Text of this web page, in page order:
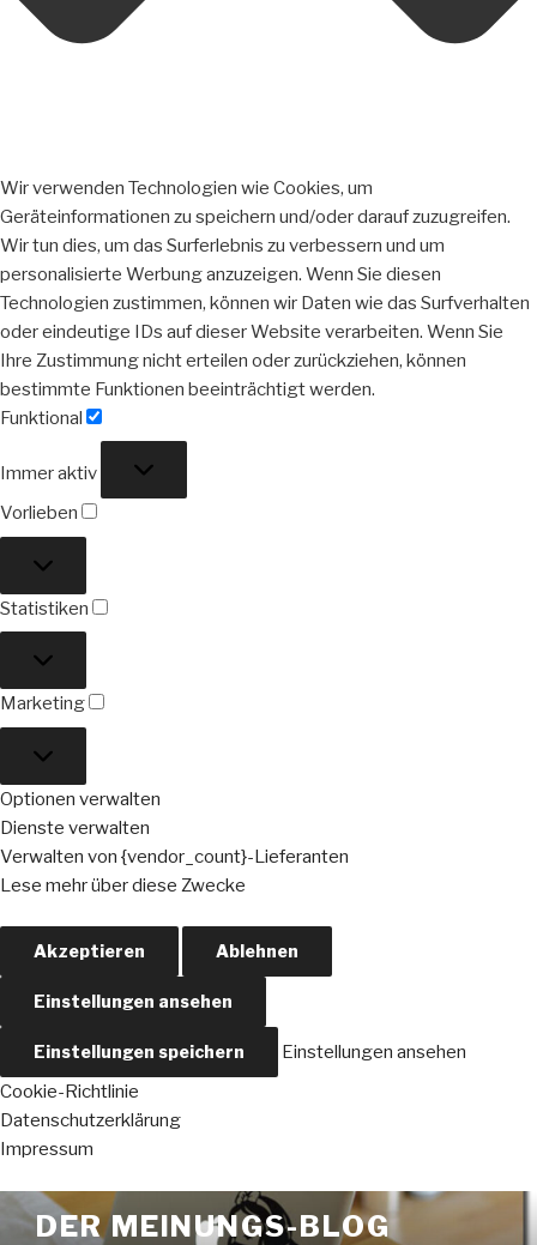
Wir verwenden Technologien wie Cookies, um
Geräteinformationen zu speichern und/oder darauf zuzugreifen.
Wir tun dies, um das Surferlebnis zu verbessern und um
personalisierte Werbung anzuzeigen. Wenn Sie diesen
Technologien zustimmen, können wir Daten wie das Surfverhalten
oder eindeutige IDs auf dieser Website verarbeiten. Wenn Sie
Ihre Zustimmung nicht erteilen oder zurückziehen, können
bestimmte Funktionen beeinträchtigt werden.
Funktional
Immer aktiv
Vorlieben
Statistiken
Marketing
Optionen verwalten
Dienste verwalten
Verwalten von {vendor_count}-Lieferanten
Lese mehr über diese Zwecke
Akzeptieren Ablehnen
Einstellungen ansehen
Einstellungen speichern
Einstellungen ansehen
Cookie-Richtlinie
Datenschutzerklärung
Impressum
Zum
InhaltDER MEINUNGS-BLOG